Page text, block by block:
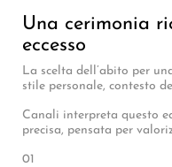
Una cerimonia
eccesso
La scelta dell’abito per
stile personale, contesto
Canali interpreta questo
precisa, pensata per
01